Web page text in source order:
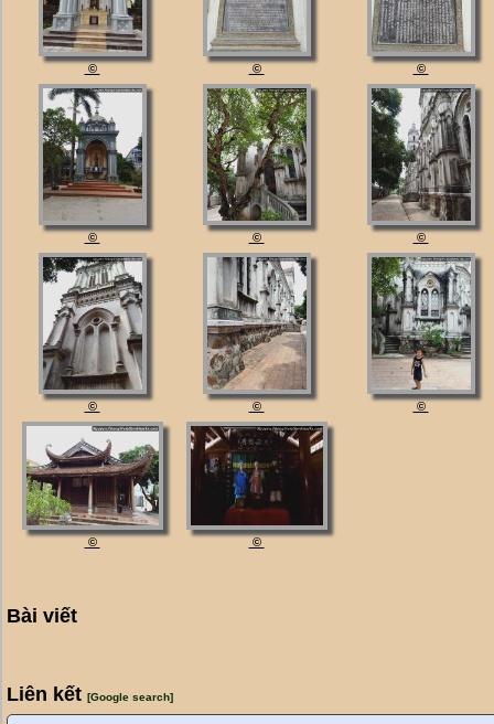
© © ©
© © ©
© © ©
© ©
Bài viết
Liên kết [Google search]